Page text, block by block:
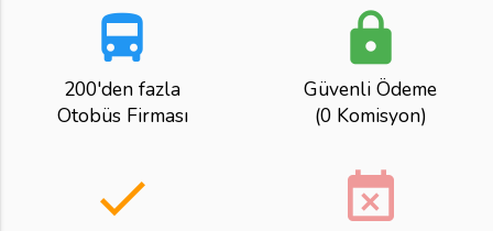
directions_bus
200'den fazla
Otobüs Firması
lock
Güvenli Ödeme
(0 Komisyon)
done event_busy